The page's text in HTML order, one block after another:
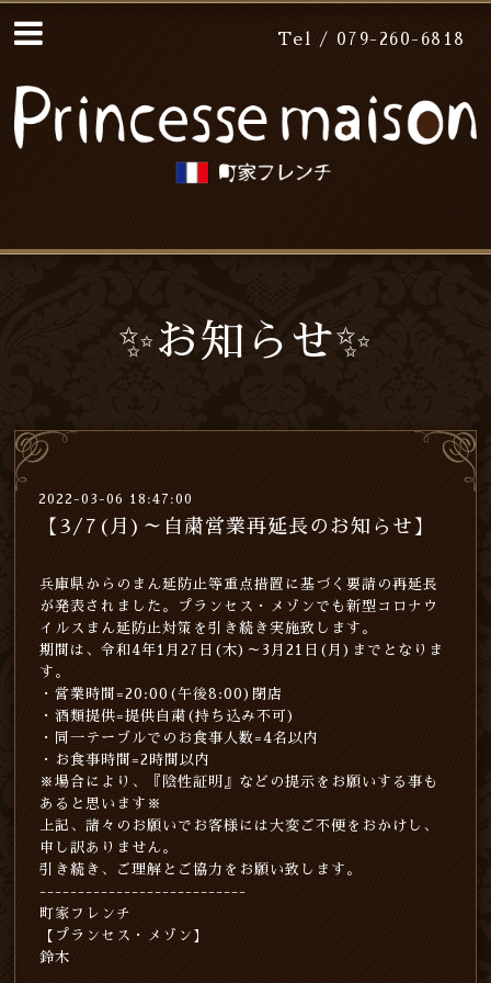
Tel / 079-260-6818
✨お知らせ✨
2022-03-06 18:47:00
【3/7(月)～自粛営業再延長のお知らせ】
兵庫県からのまん延防止等重点措置に基づく要請の再延長
が発表されました。プランセス・メゾンでも新型コロナウ
イルスまん延防止対策を引き続き実施致します。
期間は、令和4年1月27日(木)～3月21日(月)までとなりま
す。
・営業時間=20:00(午後8:00)閉店
・酒類提供=提供自粛(持ち込み不可)
・同一テーブルでのお食事人数=4名以内
・お食事時間=2時間以内
※場合により、『陰性証明』などの提示をお願いする事も
あると思います※
上記、諸々のお願いでお客様には大変ご不便をおかけし、
申し訳ありません。
引き続き、ご理解とご協力をお願い致します。
---------------------------
町家フレンチ
【プランセス・メゾン】
鈴木